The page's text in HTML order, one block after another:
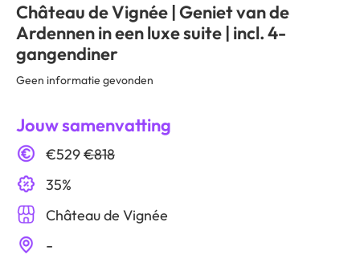
Château de Vignée | Geniet van de
Ardennen in een luxe suite | incl. 4-
gangendiner
Geen informatie gevonden
Jouw samenvatting
€529€818
35%
Château de Vignée
-